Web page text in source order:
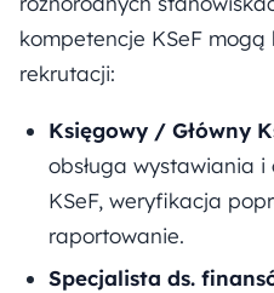
kompetencje KSeF
rekrutacji:
Księgowy / Główny
obsługa wystawiania
KSeF, weryfikacja
raportowanie.
Specjalista ds.